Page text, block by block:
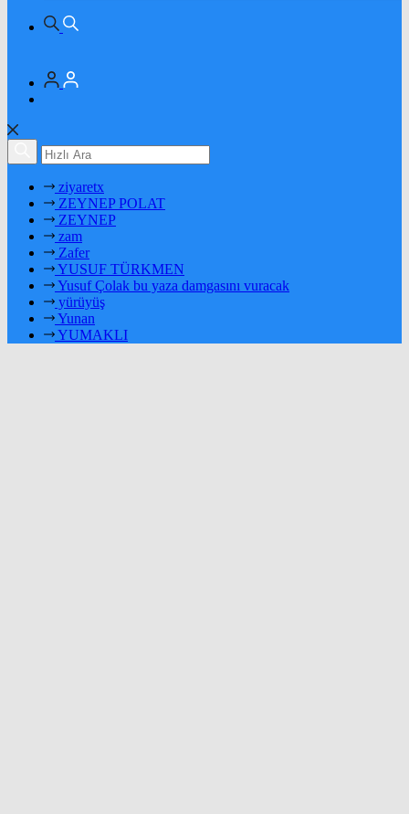
ziyaretx
ZEYNEP POLAT
ZEYNEP
zam
Zafer
YUSUF TÜRKMEN
Yusuf Çolak bu yaza damgasını vuracak
yürüyüş
Yunan
YUMAKLI